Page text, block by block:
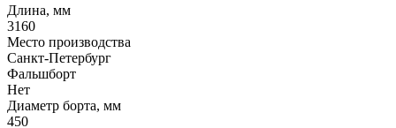
Длина, мм
3160
Место производства
Санкт-Петербург
Фальшборт
Нет
Диаметр борта, мм
450